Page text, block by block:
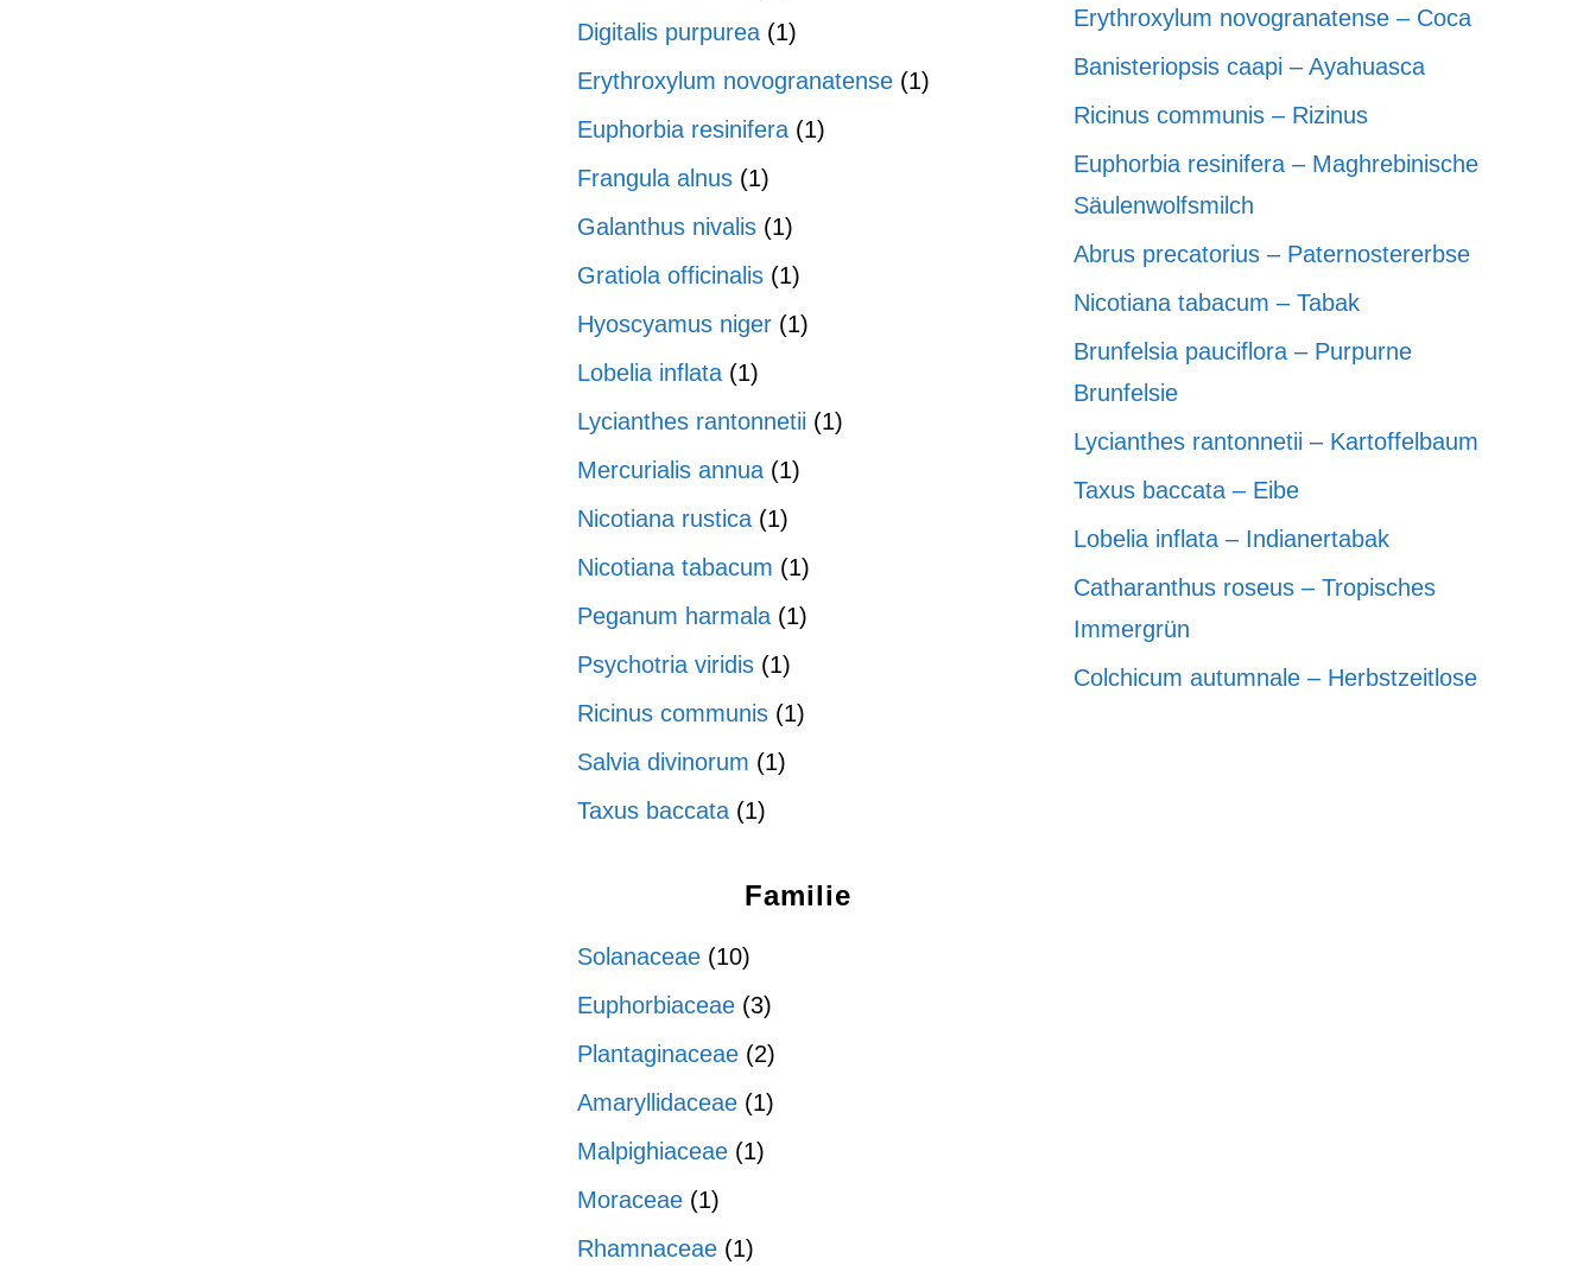
Digitalis purpurea (1)
Erythroxylum novogranatense (1)
Euphorbia resinifera (1)
Frangula alnus (1)
Galanthus nivalis (1)
Gratiola officinalis (1)
Hyoscyamus niger (1)
Lobelia inflata (1)
Lycianthes rantonnetii (1)
Mercurialis annua (1)
Nicotiana rustica (1)
Nicotiana tabacum (1)
Peganum harmala (1)
Psychotria viridis (1)
Ricinus communis (1)
Salvia divinorum (1)
Taxus baccata (1)
Familie
Solanaceae (10)
Euphorbiaceae (3)
Plantaginaceae (2)
Amaryllidaceae (1)
Malpighiaceae (1)
Moraceae (1)
Rhamnaceae (1)
Erythroxylum novogranatense – Coca
Banisteriopsis caapi – Ayahuasca
Ricinus communis – Rizinus
Euphorbia resinifera – Maghrebinische
Säulenwolfsmilch
Abrus precatorius – Paternostererbse
Nicotiana tabacum – Tabak
Brunfelsia pauciflora – Purpurne
Brunfelsie
Lycianthes rantonnetii – Kartoffelbaum
Taxus baccata – Eibe
Lobelia inflata – Indianertabak
Catharanthus roseus – Tropisches
Immergrün
Colchicum autumnale – Herbstzeitlose